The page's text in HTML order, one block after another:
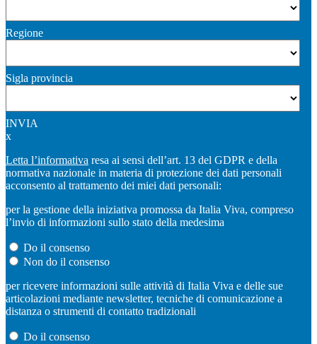
Regione
Sigla provincia
INVIA
x
Letta l’informativa resa ai sensi dell’art. 13 del GDPR e della
normativa nazionale in materia di protezione dei dati personali
acconsento al trattamento dei miei dati personali:
per la gestione della iniziativa promossa da Italia Viva, compreso
l’invio di informazioni sullo stato della medesima
Do il consenso
Non do il consenso
per ricevere informazioni sulle attività di Italia Viva e delle sue
articolazioni mediante newsletter, tecniche di comunicazione a
distanza o strumenti di contatto tradizionali
Do il consenso